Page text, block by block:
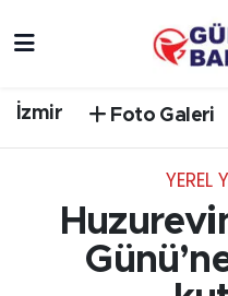
İzmir Foto Galeri
YEREL
EGE
Trafik Durumu
Süper Lig Puan